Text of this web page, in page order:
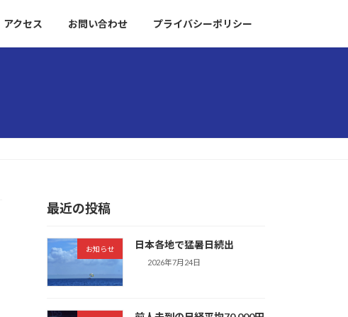
アクセス お問い合わせ プライバシーポリシー
最近の投稿
お知らせ 日本各地で猛暑日続出
2026年7月24日